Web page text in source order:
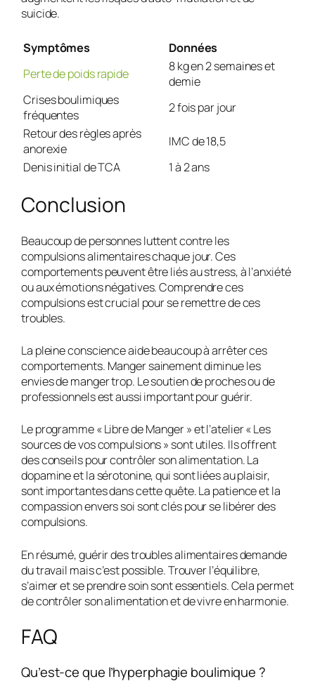
suicide.
Symptômes
Données
Perte de poids rapide
8 kg en 2 semaines et
demie
Crises boulimiques
fréquentes
2 fois par jour
Retour des règles après
anorexie
IMC de 18,5
Denis initial de TCA
1 à 2 ans
Conclusion
Beaucoup de personnes luttent contre les
compulsions alimentaires chaque jour. Ces
comportements peuvent être liés au stress, à l’anxiété
ou aux émotions négatives. Comprendre ces
compulsions est crucial pour se remettre de ces
troubles.
La pleine conscience aide beaucoup à arrêter ces
comportements. Manger sainement diminue les
envies de manger trop. Le soutien de proches ou de
professionnels est aussi important pour guérir.
Le programme « Libre de Manger » et l’atelier « Les
sources de vos compulsions » sont utiles. Ils offrent
des conseils pour contrôler son alimentation. La
dopamine et la sérotonine, qui sont liées au plaisir,
sont importantes dans cette quête. La patience et la
compassion envers soi sont clés pour se libérer des
compulsions.
En résumé, guérir des troubles alimentaires demande
du travail mais c’est possible. Trouver l’équilibre,
s’aimer et se prendre soin sont essentiels. Cela permet
de contrôler son alimentation et de vivre en harmonie.
FAQ
Qu’est-ce que l’hyperphagie boulimique ?